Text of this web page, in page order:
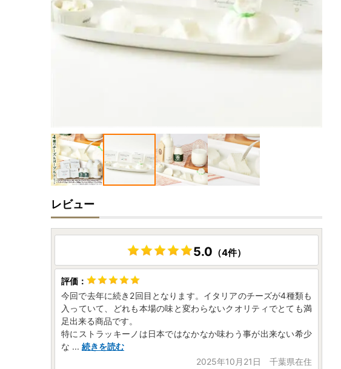
レビュー
5.0 （4件）
今回で去年に続き2回目となります。イタリアのチーズが4種類も
入っていて、どれも本場の味と変わらないクオリティでとても満
足出来る商品です。
特にストラッキーノは日本ではなかなか味わう事が出来ない希少
な ... 続きを読む
2025年10月21日 千葉県在住